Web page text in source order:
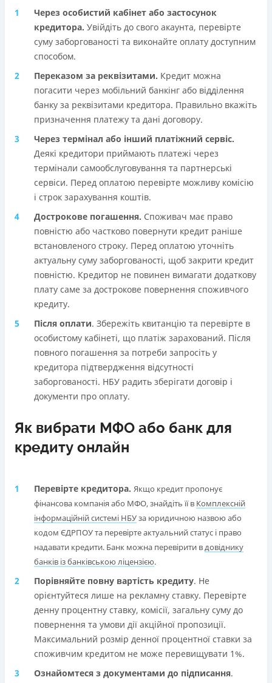
Через особистий кабінет або застосунок
кредиторa. Увійдіть до свого акаунта, перевірте
суму заборгованості та виконайте оплату доступним
способом.
Переказом за реквізитами. Кредит можна
погасити через мобільний банкінг або відділення
банку за реквізитами кредитора. Правильно вкажіть
призначення платежу та дані договору.
Через термінал або інший платіжний сервіс.
Деякі кредитори приймають платежі через
термінали самообслуговування та партнерські
сервіси. Перед оплатою перевірте можливу комісію
і строк зарахування коштів.
Дострокове погашення. Споживач має право
повністю або частково повернути кредит раніше
встановленого строку. Перед оплатою уточніть
актуальну суму заборгованості, щоб закрити кредит
повністю. Кредитор не повинен вимагати додаткову
плату саме за дострокове повернення споживчого
кредиту.
Після оплати. Збережіть квитанцію та перевірте в
особистому кабінеті, що платіж зарахований. Після
повного погашення за потреби запросіть у
кредитора підтвердження відсутності
заборгованості. НБУ радить зберігати договір і
документи про оплату.
Як вибрати МФО або банк для
кредиту онлайн
Перевірте кредитора. Якщо кредит пропонує
фінансова компанія або МФО, знайдіть її в Комплексній
інформаційній системі НБУза юридичною назвою або
кодом ЄДРПОУ та перевірте актуальний статус і право
надавати кредити. Банк можна перевірити в довіднику
банків із банківською ліцензією.
Порівняйте повну вартість кредиту. Не
орієнтуйтеся лише на рекламну ставку. Перевірте
денну процентну ставку, комісії, загальну суму до
повернення та умови дії акційної пропозиції.
Максимальний розмір денної процентної ставки за
споживчим кредитом не може перевищувати 1%.
Ознайомтеся з документами до підписання.